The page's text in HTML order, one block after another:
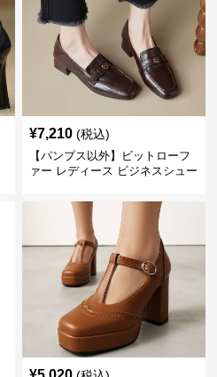
¥7,210 (税込)
【パンプス以外】ビットローフ
ァー レディース ビジネスシュー
トゥ 疲れない スーツ